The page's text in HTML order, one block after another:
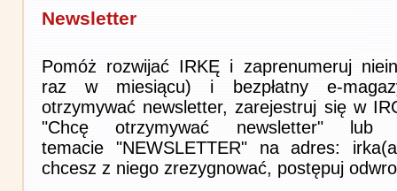
Newsletter
Pomóż rozwijać IRKĘ i zaprenumeruj
raz w miesiącu) i bezpłatny e-
otrzymywać newsletter, zarejestruj się w
"Chcę otrzymywać newsletter"
temacie "NEWSLETTER" na adres:
chcesz z niego zrezygnować, postępuj